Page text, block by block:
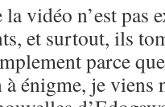
vidéo n’est pas
et surtout, ils
parce
énigme, je viens